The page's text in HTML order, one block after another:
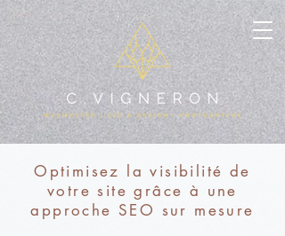
Optimisez la visibilité de
votre site grâce à une
approche SEO sur mesure